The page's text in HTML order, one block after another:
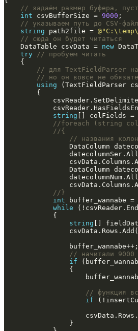
// задаём размер буфера,
int csvBufferSize = 9000
// указываем путь до CSV-
string path2file =
// сюда он будет читаться
    DataTable csvData =
new
try
// пробуем читать
// для TextFieldParser
// но он вовсе не
using (TextFieldParser
string
//foreach (string
//{
// названия
DataColumn
DataColumn
//}
int buffer_wannabe =
while
string
// начитали 9000
if
// функция
if